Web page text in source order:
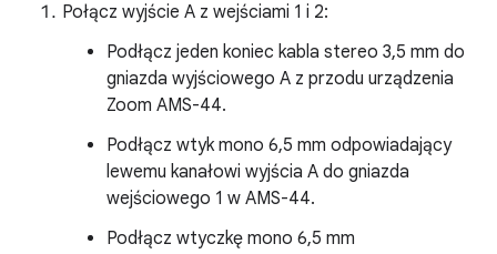
Połącz wyjście A z wejściami 1 i 2:
Podłącz jeden koniec kabla stereo 3,5 mm do
gniazda wyjściowego A z przodu urządzenia
Zoom AMS-44.
Podłącz wtyk mono 6,5 mm odpowiadający
lewemu kanałowi wyjścia A do gniazda
wejściowego 1 w AMS-44.
Podłącz wtyczkę mono 6,5 mm